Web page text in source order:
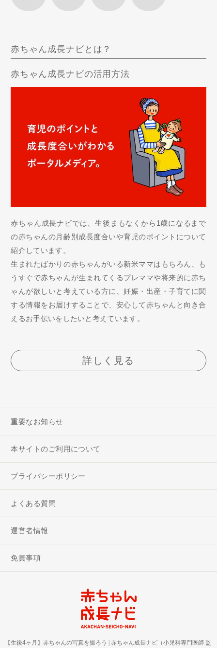
赤ちゃん成長ナビとは？
赤ちゃん成長ナビの活用方法
赤ちゃん成長ナビでは、生後まもなくから1歳になるまで
の赤ちゃんの月齢別成長度合いや育児のポイントについて
紹介しています。
生まれたばかりの赤ちゃんがいる新米ママはもちろん、も
うすぐで赤ちゃんが生まれてくるプレママや将来的に赤ち
ゃんが欲しいと考えている方に、妊娠・出産・子育てに関
する情報をお届けすることで、安心して赤ちゃんと向き合
えるお手伝いをしたいと考えています。
詳しく見る
重要なお知らせ
本サイトのご利用について
プライバシーポリシー
よくある質問
運営者情報
免責事項
【生後4ヶ月】赤ちゃんの写真を撮ろう | 赤ちゃん成長ナビ（小児科専門医師 監